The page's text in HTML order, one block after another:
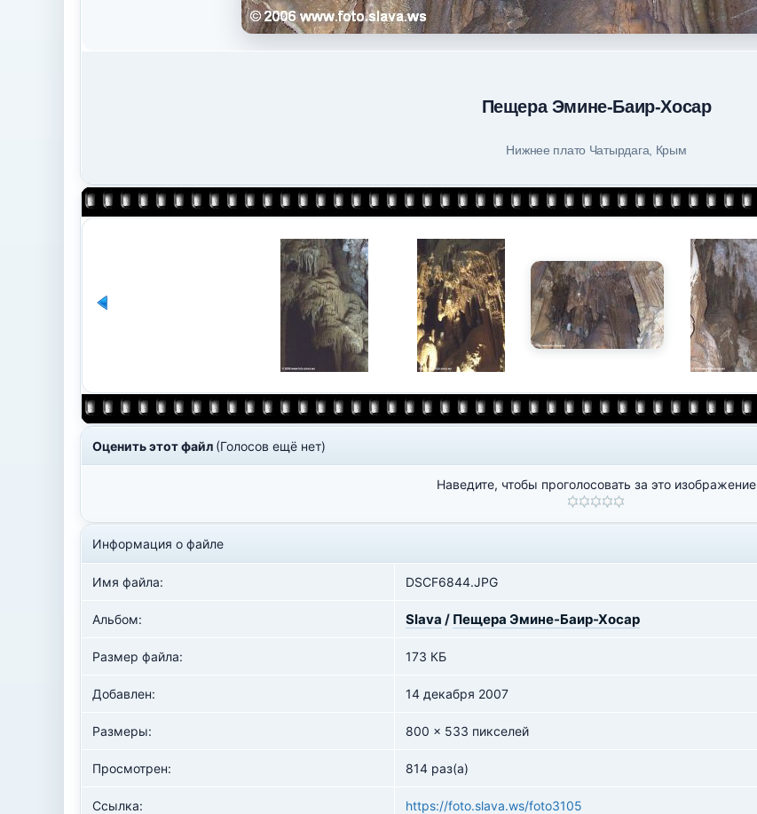
Пещера Эмине-Баир-Хосар
Нижнее плато Чатырдага, Крым
Оценить этот файл (Голосов ещё нет)
Наведите, чтобы проголосовать за это изображение
Информация о файле
Имя файла: DSCF6844.JPG
Альбом: Slava / Пещера Эмине-Баир-Хосар
Размер файла: 173 КБ
Добавлен: 14 декабря 2007
Размеры: 800 x 533 пикселей
Просмотрен: 814 раз(а)
Ссылка: https://foto.slava.ws/foto3105